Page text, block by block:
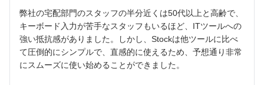
弊社の宅配部門のスタッフの半分近くは50代以上と高齢で、
キーボード入力が苦手なスタッフもいるほど、ITツールへの
強い抵抗感がありました。しかし、Stockは他ツールに比べ
て圧倒的にシンプルで、直感的に使えるため、予想通り非常
にスムーズに使い始めることができました。